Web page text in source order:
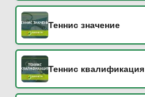
Теннис значение
Теннис квалификация